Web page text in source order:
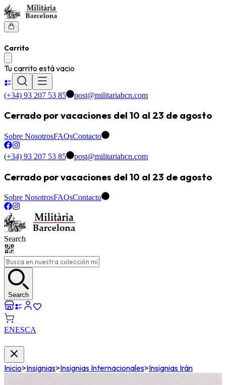
Carrito
Tu carrito está vacio
(+34) 93 207 53 85 post@militariabcn.com
Cerrado por vacaciones del 10 al 23 de agosto
Sobre NosotrosFAQsContacto
(+34) 93 207 53 85 post@militariabcn.com
Cerrado por vacaciones del 10 al 23 de agosto
Sobre NosotrosFAQsContacto
Search
Search
ENESCA
Inicio>Insignias>Insignias Internacionales>Insignias Irán